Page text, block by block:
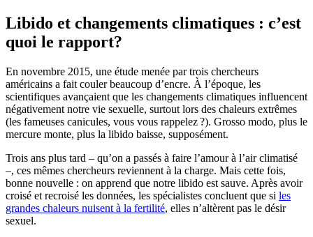
Libido et changements climatiques : c’est
quoi le rapport?
En novembre 2015, une étude menée par trois chercheurs
américains a fait couler beaucoup d’encre. À l’époque, les
scientifiques avançaient que les changements climatiques influencent
négativement notre vie sexuelle, surtout lors des chaleurs extrêmes
(les fameuses canicules, vous vous rappelez ?). Grosso modo, plus le
mercure monte, plus la libido baisse, supposément.
Trois ans plus tard ‒ qu’on a passés à faire l’amour à l’air climatisé
‒, ces mêmes chercheurs reviennent à la charge. Mais cette fois,
bonne nouvelle : on apprend que notre libido est sauve. Après avoir
croisé et recroisé les données, les spécialistes concluent que si les
grandes chaleurs nuisent à la fertilité, elles n’altèrent pas le désir
sexuel.